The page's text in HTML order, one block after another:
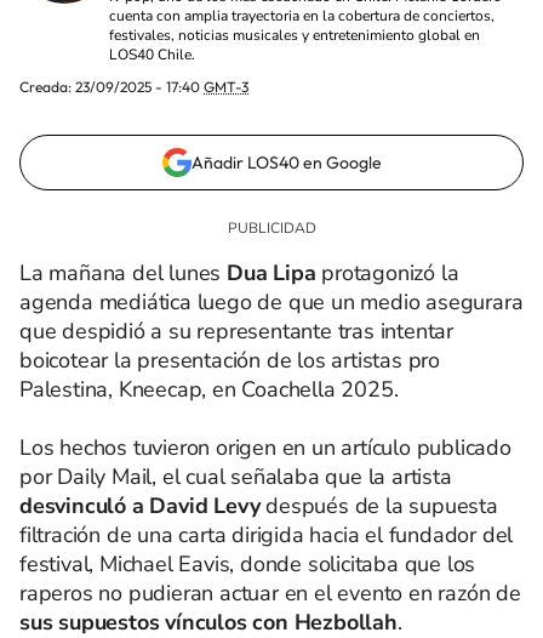
cuenta con amplia trayectoria en la cobertura de conciertos,
festivales, noticias musicales y entretenimiento global en
LOS40 Chile.
Creada: 23/09/2025 - 17:40 GMT-3
Añadir LOS40 en Google
La mañana del lunes Dua Lipa protagonizó la
agenda mediática luego de que un medio asegurara
que despidió a su representante tras intentar
boicotear la presentación de los artistas pro
Palestina, Kneecap, en Coachella 2025.
Los hechos tuvieron origen en un artículo publicado
por Daily Mail, el cual señalaba que la artista
desvinculó a David Levydespués de la supuesta
filtración de una carta dirigida hacia el fundador del
festival, Michael Eavis, donde solicitaba que los
raperos no pudieran actuar en el evento en razón de
sus supuestos vínculos con Hezbollah.